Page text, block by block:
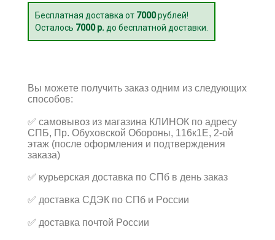
Бесплатная доставка от 7000рублей!
Осталось 7000 р. до бесплатной доставки.
Вы можете получить заказ одним из следующих
способов:
✅ самовывоз из магазина КЛИНОК по адресу
СПБ, Пр. Обуховской Обороны, 116к1Е, 2-ой
этаж (после оформления и подтверждения
заказа)
✅ курьерская доставка по СПб в день заказ
✅ доставка СДЭК по СПб и России
✅ доставка почтой России